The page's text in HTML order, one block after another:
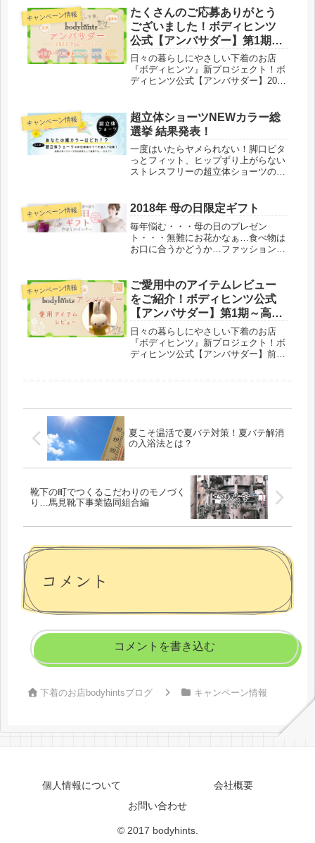
ツ）をPRしたり、女性たちが自身の
体について考える日にとの願いも込
め...
キャンペーン情報
たくさんのご応募ありがとう
ございました！ボディヒンツ
公式【アンバサダー】第1期～
選考中～
日々の暮らしにやさしい下着のお店
『ボディヒンツ』新プロジェクト！ボ
ディヒンツ公式【アンバサダー】2022
試みにも関わらず、応募総数90件！み
なさまのアツイ想いに、スタッフ...
キャンペーン情報
超立体ショーツNEWカラー総
選挙 結果発表！
一度はいたらヤメられない！脚口ピタ
っとフィット、ヒップずり上がらない
ストレスフリーの超立体ショーツの秋
株式会社タカギ直販！安心の高品質・
低価格！
キャンペーン情報 2018年 母の日限定ギフト
毎年悩む・・・母の日のプレゼン
ト・・・無難にお花かなぁ…食べ物は
お口に合うかどうか…ファッション小
お悩みをサクっと解決！今年は、日々
の暮らしに寄り添う『天然繊維のやさ
しいイ...
キャンペーン情報
ご愛用中のアイテムレビュー
をご紹介！ボディヒンツ公式
【アンバサダー】第1期～高木
さま～
日々の暮らしにやさしい下着のお店
『ボディヒンツ』新プロジェクト！ボ
ディヒンツ公式【アンバサダー】前回
木さ...
夏こそ温活で夏バテ対策！夏バテ解消
の入浴法とは？
靴下の町でつくるこだわりのモノづく
り…馬見靴下事業協同組合編
コメント
コメントを書き込む
下着のお店bodyhintsブログ キャンペーン情報
個人情報について
会社概要
お問い合わせ
© 2017 bodyhints.